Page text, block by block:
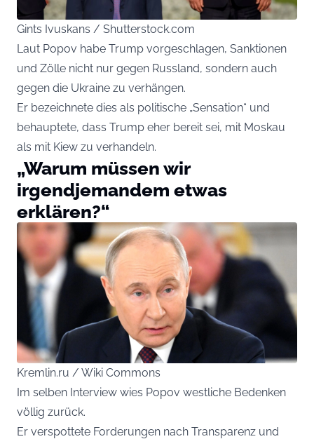
Gints Ivuskans / Shutterstock.com
Laut Popov habe Trump vorgeschlagen, Sanktionen
und Zölle nicht nur gegen Russland, sondern auch
gegen die Ukraine zu verhängen.
Er bezeichnete dies als politische „Sensation“ und
behauptete, dass Trump eher bereit sei, mit Moskau
als mit Kiew zu verhandeln.
„Warum müssen wir
irgendjemandem etwas
erklären?“
Kremlin.ru / Wiki Commons
Im selben Interview wies Popov westliche Bedenken
völlig zurück.
Er verspottete Forderungen nach Transparenz und